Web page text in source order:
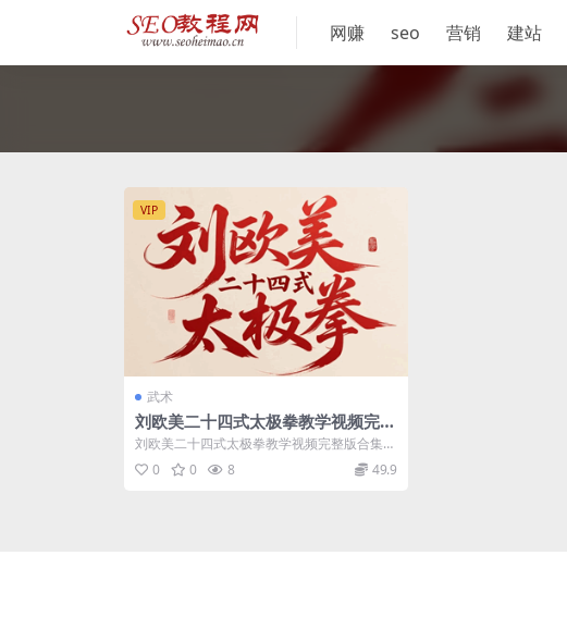
网赚 seo 营销 建站
VIP
武术
刘欧美二十四式太极拳教学视频完整
版
刘欧美二十四式太极拳教学视频完整版合集
太极拳24式慢动作视频教学全过程（正反面...
0 0 8 49.9